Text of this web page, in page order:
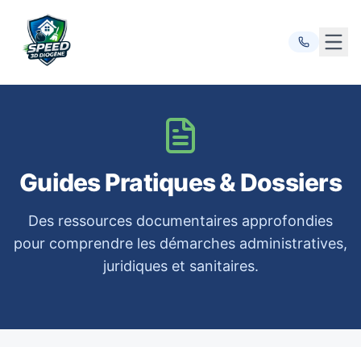
Guides Pratiques & Dossiers
Des ressources documentaires approfondies
pour comprendre les démarches administratives,
juridiques et sanitaires.